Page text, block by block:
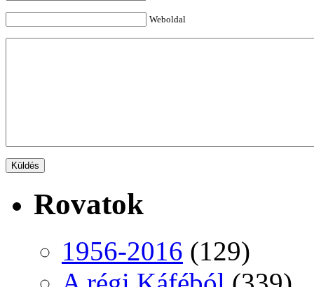
Weboldal
Rovatok
1956-2016 (129)